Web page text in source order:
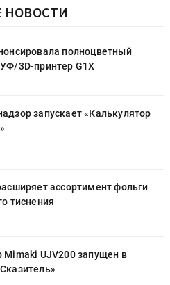
НОВОСТИ
полноцветный
3D-принтер G1X
запускает «Калькулятор
ассортимент фольги
тиснения
Mimaki UJV200 запущен в